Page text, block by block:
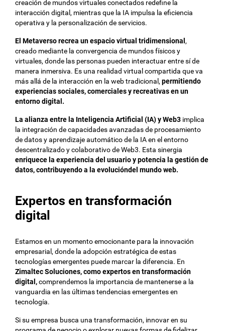
creación de mundos virtuales conectados redefine la
interacción digital, mientras que la IA impulsa la eficiencia
operativa y la personalización de servicios.
El Metaverso recrea un espacio virtual tridimensional,
creado mediante la convergencia de mundos físicos y
virtuales, donde las personas pueden interactuar entre sí de
manera inmersiva. Es una realidad virtual compartida que va
más allá de la interacción en la web tradicional,permitiendo
experiencias sociales, comerciales y recreativas en un
entorno digital.
La alianza entre la Inteligencia Artificial (IA) y Web3 implica
la integración de capacidades avanzadas de procesamiento
de datos y aprendizaje automático de la IA en el entorno
descentralizado y colaborativo de Web3. Esta sinergia
enriquece la experiencia del usuario y potencia la gestión de
datos, contribuyendo a la evolucióndel mundo web.
Expertos en transformación
digital
Estamos en un momento emocionante para la innovación
empresarial, donde la adopción estratégica de estas
tecnologías emergentes puede marcar la diferencia. En
Zimaltec Soluciones, como expertos en transformación
digital,comprendemos la importancia de mantenerse a la
vanguardia en las últimas tendencias emergentes en
tecnología.
Si su empresa busca una transformación, innovar en su